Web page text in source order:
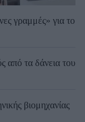
γραμμές» για το
από τα δάνεια του
βιομηχανίας